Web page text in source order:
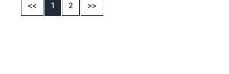
<< 1 2 >>